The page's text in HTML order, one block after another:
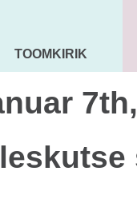
MAARJA KIRIK
TOOMKIRIK